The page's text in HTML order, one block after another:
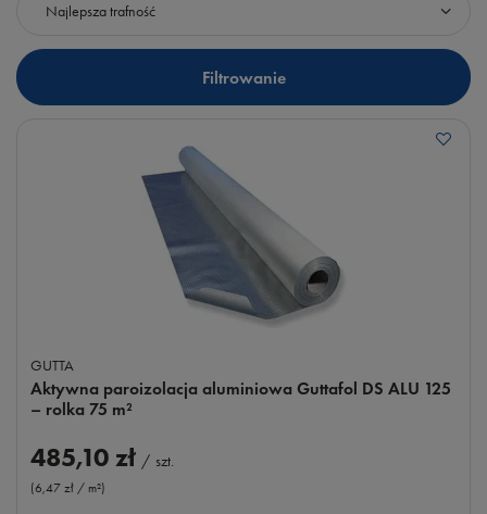
Zmień sortowanie
Najlepsza trafność
Filtrowanie
GUTTA
Aktywna paroizolacja aluminiowa Guttafol DS ALU 125
– rolka 75 m²
485,10 zł / szt.
(6,47 zł / m²)